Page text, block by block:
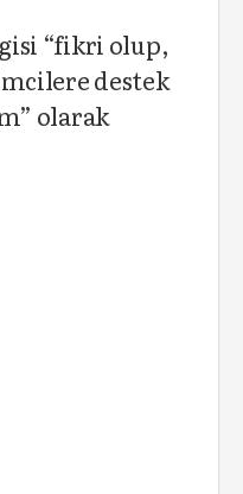
“fikri olup,
destek
olarak